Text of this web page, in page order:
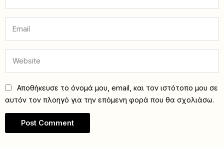
Αποθήκευσε το όνομά μου, email, και τον ιστότοπο μου σε
αυτόν τον πλοηγό για την επόμενη φορά που θα σχολιάσω.